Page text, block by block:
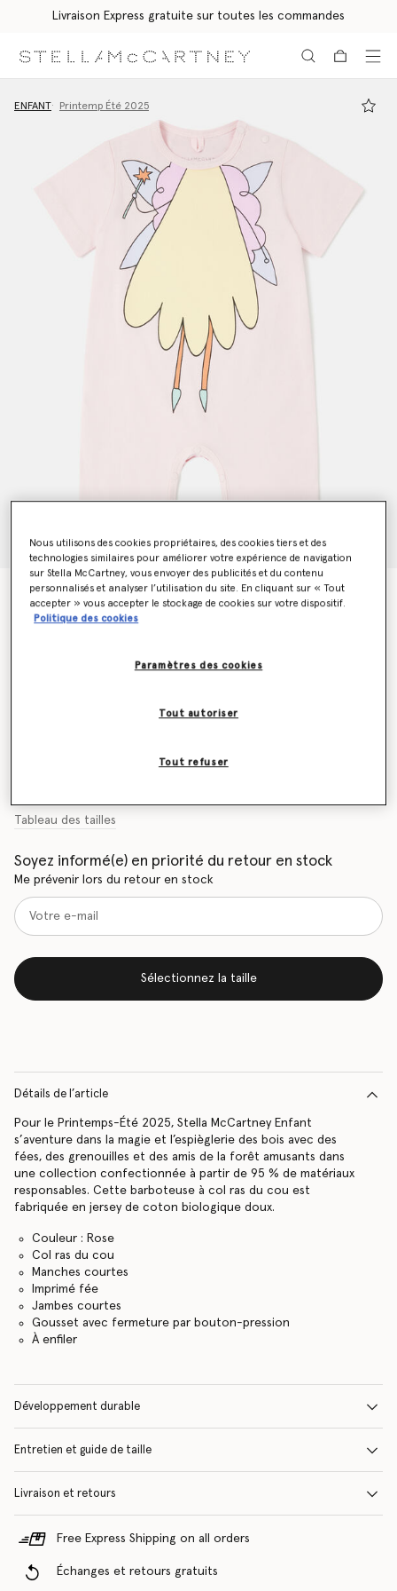
Livraison Express gratuite sur toutes les commandes
ENFANT Printemp Été 2025
Barboteuse graphique a col ras du cou avec fee
Prix réduit à partir de
€70.00jusqu’à
€42.00
Sélectionnez la taille (Months)
Tableau des tailles
Soyez informé(e) en priorité du retour en stock
Me prévenir lors du retour en stock
Sélectionnez la taille
Détails de l’article
Pour le Printemps-Été 2025, Stella McCartney Enfant
s’aventure dans la magie et l’espièglerie des bois avec des
fées, des grenouilles et des amis de la forêt amusants dans
une collection confectionnée à partir de 95 % de matériaux
responsables. Cette barboteuse à col ras du cou est
fabriquée en jersey de coton biologique doux.
Couleur : Rose
Col ras du cou
Manches courtes
Imprimé fée
Jambes courtes
Gousset avec fermeture par bouton-pression
À enfiler
Développement durable
Entretien et guide de taille
Livraison et retours
Free Express Shipping on all orders
Échanges et retours gratuits
Nous utilisons des cookies propriétaires, des cookies tiers et des
technologies similaires pour améliorer votre expérience de navigation
sur Stella McCartney, vous envoyer des publicités et du contenu
personnalisés et analyser l’utilisation du site. En cliquant sur « Tout
accepter » vous accepter le stockage de cookies sur votre dispositif.
Politique des cookies
Paramètres des cookies
Tout refuser
Tout autoriser